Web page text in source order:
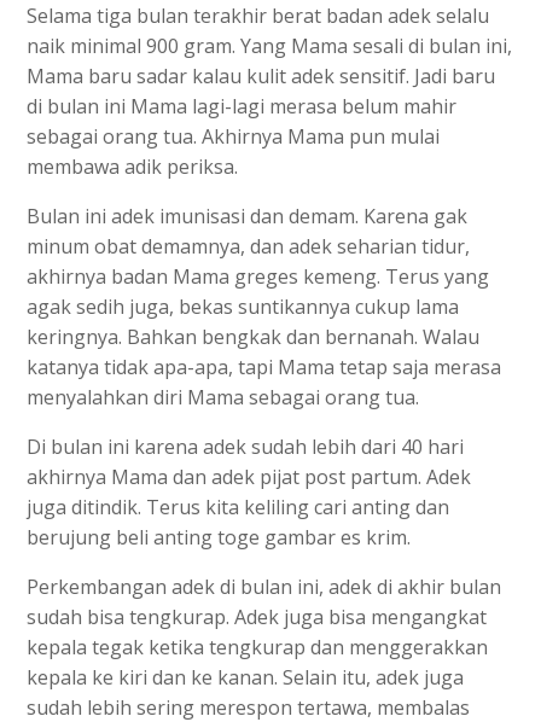
Selama tiga bulan terakhir berat badan adek selalu
naik minimal 900 gram. Yang Mama sesali di bulan ini,
Mama baru sadar kalau kulit adek sensitif. Jadi baru
di bulan ini Mama lagi-lagi merasa belum mahir
sebagai orang tua. Akhirnya Mama pun mulai
membawa adik periksa.
Bulan ini adek imunisasi dan demam. Karena gak
minum obat demamnya, dan adek seharian tidur,
akhirnya badan Mama greges kemeng. Terus yang
agak sedih juga, bekas suntikannya cukup lama
keringnya. Bahkan bengkak dan bernanah. Walau
katanya tidak apa-apa, tapi Mama tetap saja merasa
menyalahkan diri Mama sebagai orang tua.
Di bulan ini karena adek sudah lebih dari 40 hari
akhirnya Mama dan adek pijat post partum. Adek
juga ditindik. Terus kita keliling cari anting dan
berujung beli anting toge gambar es krim.
Perkembangan adek di bulan ini, adek di akhir bulan
sudah bisa tengkurap. Adek juga bisa mengangkat
kepala tegak ketika tengkurap dan menggerakkan
kepala ke kiri dan ke kanan. Selain itu, adek juga
sudah lebih sering merespon tertawa, membalas